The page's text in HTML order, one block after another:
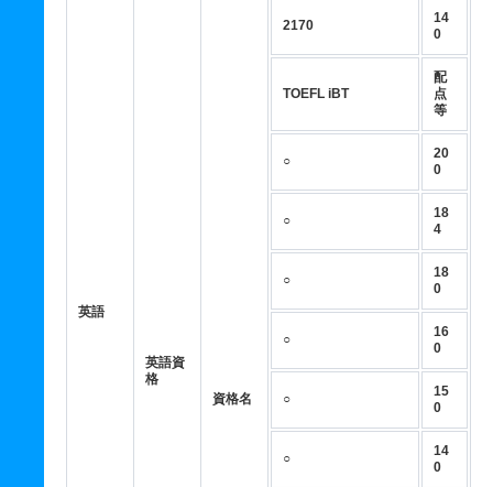
英語
英語資
格
資格名
2170
14
0
TOEFL iBT
配
点
等
○
20
0
○
18
4
○
18
0
○
16
0
○
15
0
○
14
0